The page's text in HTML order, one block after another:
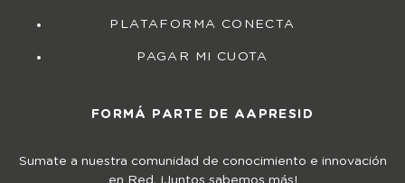
PLATAFORMA CONECTA
PAGAR MI CUOTA
FORMÁ PARTE DE AAPRESID
Sumate a nuestra comunidad de conocimiento e innovación